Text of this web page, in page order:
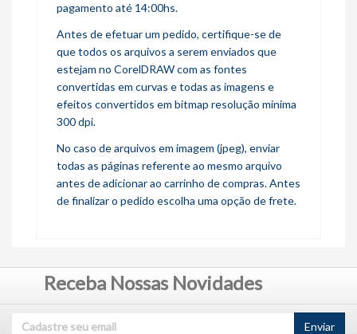
pagamento até 14:00hs.
Antes de efetuar um pedido, certifique-se de
que todos os arquivos a serem enviados que
estejam no CorelDRAW com as fontes
convertidas em curvas e todas as imagens e
efeitos convertidos em bitmap resolução minima
300 dpi.
No caso de arquivos em imagem (jpeg), enviar
todas as páginas referente ao mesmo arquivo
antes de adicionar ao carrinho de compras. Antes
de finalizar o pedido escolha uma opção de frete.
Receba Nossas Novidades
Enviar